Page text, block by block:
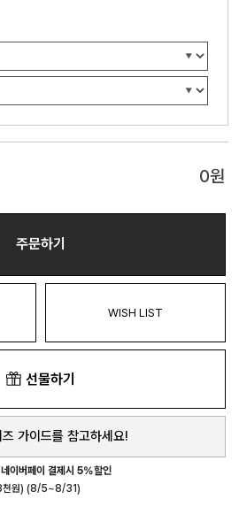
0원
주문하기
WISH LIST
선물하기
가이드를 참고하세요!
네이버페이 결제시 5%할인
천원) (8/5~8/31)